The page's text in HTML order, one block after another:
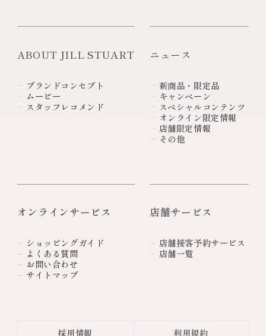
ABOUT JILL STUART
ブランドコンセプト
ムービー
スタッフレコメンド
ニュース
新商品・限定品
キャンペーン
スペシャルコンテンツ
オンライン限定情報
店舗限定情報
その他
オンラインサービス
ショッピングガイド
よくある質問
お問い合わせ
サイトマップ
店舗サービス
店舗接客予約サービス
店舗一覧
採用情報 利用規約